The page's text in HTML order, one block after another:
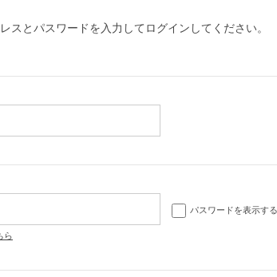
スとパスワードを入力してログインしてください。
パスワードを表示する
ら